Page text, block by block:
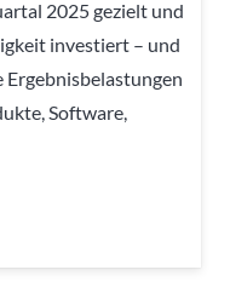
2025 gezielt und
investiert – und
Software,